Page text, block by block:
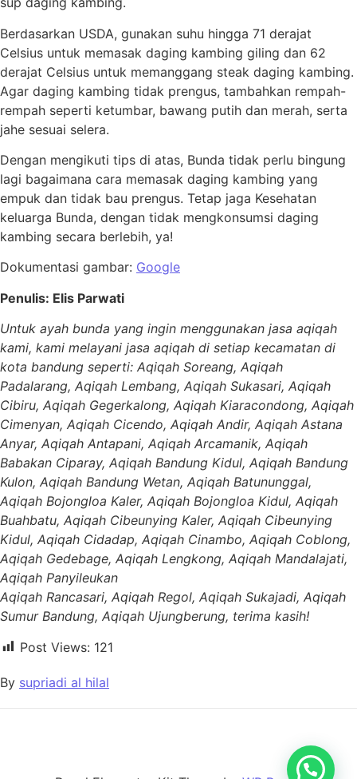
Berdasarkan USDA, gunakan suhu hingga 71 derajat
Celsius untuk memasak daging kambing giling dan 62
derajat Celsius untuk memanggang steak daging kambing.
Agar daging kambing tidak prengus, tambahkan rempah-
rempah seperti ketumbar, bawang putih dan merah, serta
jahe sesuai selera.
Dengan mengikuti tips di atas, Bunda tidak perlu bingung
lagi bagaimana cara memasak daging kambing yang
empuk dan tidak bau prengus. Tetap jaga Kesehatan
keluarga Bunda, dengan tidak mengkonsumsi daging
kambing secara berlebih, ya!
Dokumentasi gambar: Google
Penulis: Elis Parwati
Untuk ayah bunda yang ingin menggunakan jasa aqiqah
kami, kami melayani jasa aqiqah di setiap kecamatan di
kota bandung seperti: Aqiqah Soreang, Aqiqah
Padalarang, Aqiqah Lembang, Aqiqah Sukasari, Aqiqah
Cibiru, Aqiqah Gegerkalong, Aqiqah Kiaracondong, Aqiqah
Cimenyan, Aqiqah Cicendo, Aqiqah Andir, Aqiqah Astana
Anyar, Aqiqah Antapani, Aqiqah Arcamanik, Aqiqah
Babakan Ciparay, Aqiqah Bandung Kidul, Aqiqah Bandung
Kulon, Aqiqah Bandung Wetan, Aqiqah Batununggal,
Aqiqah Bojongloa Kaler, Aqiqah Bojongloa Kidul, Aqiqah
Buahbatu, Aqiqah Cibeunying Kaler, Aqiqah Cibeunying
Kidul, Aqiqah Cidadap, Aqiqah Cinambo, Aqiqah Coblong,
Aqiqah Gedebage, Aqiqah Lengkong, Aqiqah Mandalajati,
Aqiqah Panyileukan
Aqiqah Rancasari, Aqiqah Regol, Aqiqah Sukajadi, Aqiqah
Sumur Bandung, Aqiqah Ujungberung, terima kasih!
Post Views: 121
By supriadi al hilal